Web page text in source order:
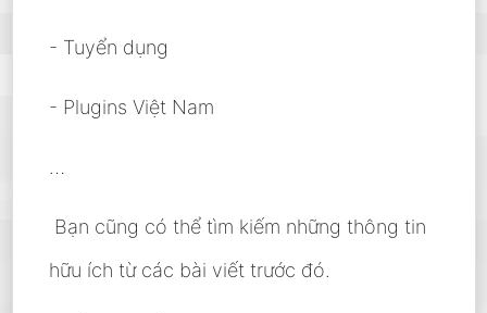
- Tuyển dụng
- Plugins Việt Nam
…
Bạn cũng có thể tìm kiếm những thông tin
hữu ích từ các bài viết trước đó.